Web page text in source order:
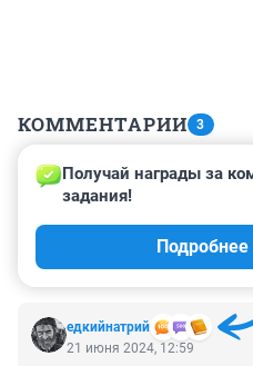
КОММЕНТАРИИ 3
Гость
21 июня 2024, 20:29
как молчали два еврея в
о чем вы молчите, но
едкийнатрий
Получай награды за
задания!
21 июня 2024, 12:59